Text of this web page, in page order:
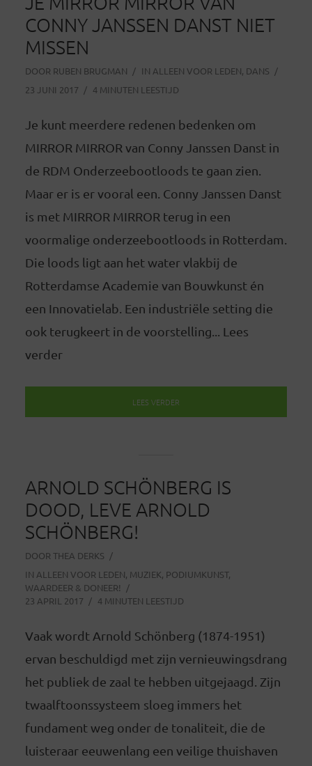
CONNY JANSSEN DANST NIET
MISSEN
DOOR RUBEN BRUGMAN IN ALLEEN VOOR LEDEN, DANS
23 JUNI 2017
4 MINUTEN LEESTIJD
Je kunt meerdere redenen bedenken om
MIRROR MIRROR van Conny Janssen Danst in
de RDM Onderzeebootloods te gaan zien.
Maar er is er vooral een. Conny Janssen Danst
is met MIRROR MIRROR terug in een
voormalige onderzeebootloods in Rotterdam.
Die loods ligt aan het water vlakbij de
Rotterdamse Academie van Bouwkunst én
een Innovatielab. Een industriële setting die
ook terugkeert in de voorstelling... Lees
verder
LEES VERDER
ARNOLD SCHÖNBERG IS
DOOD, LEVE ARNOLD
SCHÖNBERG!
DOOR THEA DERKS
IN ALLEEN VOOR LEDEN, MUZIEK, PODIUMKUNST,
WAARDEER & DONEER!
23 APRIL 2017
4 MINUTEN LEESTIJD
Vaak wordt Arnold Schönberg (1874-1951)
ervan beschuldigd met zijn vernieuwingsdrang
het publiek de zaal te hebben uitgejaagd. Zijn
twaalftoonssysteem sloeg immers het
fundament weg onder de tonaliteit, die de
luisteraar eeuwenlang een veilige thuishaven